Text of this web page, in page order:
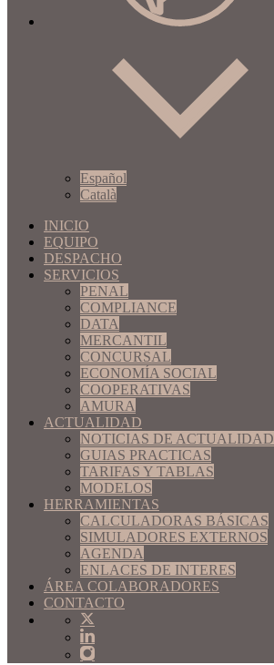
Español
Català
INICIO
EQUIPO
DESPACHO
SERVICIOS
PENAL
COMPLIANCE
DATA
MERCANTIL
CONCURSAL
ECONOMÍA SOCIAL
COOPERATIVAS
AMURA
ACTUALIDAD
NOTICIAS DE ACTUALIDAD
GUIAS PRACTICAS
TARIFAS Y TABLAS
MODELOS
HERRAMIENTAS
CALCULADORAS BÁSICAS
SIMULADORES EXTERNOS
AGENDA
ENLACES DE INTERES
ÁREA COLABORADORES
CONTACTO